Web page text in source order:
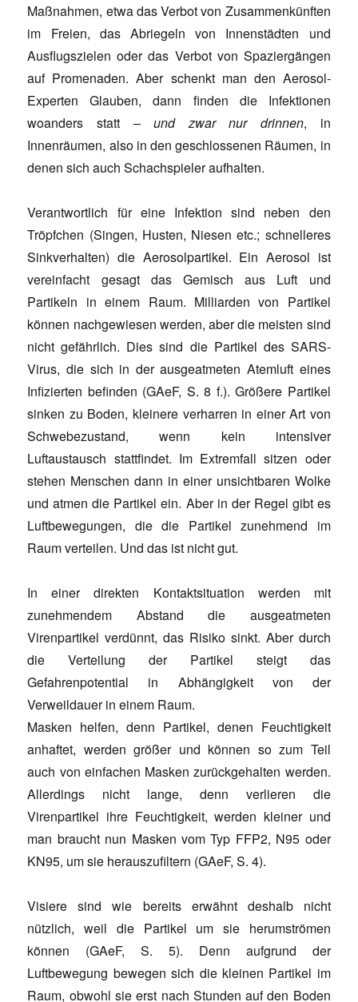
Maßnahmen, etwa das Verbot von Zusammenkünften
im Freien, das Abriegeln von Innenstädten und
Ausflugszielen oder das Verbot von Spaziergängen
auf Promenaden. Aber schenkt man den Aerosol-
Experten Glauben, dann finden die Infektionen
woanders statt –und zwar nur drinnen, in
Innenräumen, also in den geschlossenen Räumen, in
denen sich auch Schachspieler aufhalten.
Verantwortlich für eine Infektion sind neben den
Tröpfchen (Singen, Husten, Niesen etc.; schnelleres
Sinkverhalten) die Aerosolpartikel. Ein Aerosol ist
vereinfacht gesagt das Gemisch aus Luft und
Partikeln in einem Raum. Milliarden von Partikel
können nachgewiesen werden, aber die meisten sind
nicht gefährlich. Dies sind die Partikel des SARS-
Virus, die sich in der ausgeatmeten Atemluft eines
Infizierten befinden (GAeF, S. 8 f.). Größere Partikel
sinken zu Boden, kleinere verharren in einer Art von
Schwebezustand, wenn kein intensiver
Luftaustausch stattfindet. Im Extremfall sitzen oder
stehen Menschen dann in einer unsichtbaren Wolke
und atmen die Partikel ein. Aber in der Regel gibt es
Luftbewegungen, die die Partikel zunehmend im
Raum verteilen. Und das ist nicht gut.
In einer direkten Kontaktsituation werden mit
zunehmendem Abstand die ausgeatmeten
Virenpartikel verdünnt, das Risiko sinkt. Aber durch
die Verteilung der Partikel steigt das
Gefahrenpotential in Abhängigkeit von der
Verweildauer in einem Raum.
Masken helfen, denn Partikel, denen Feuchtigkeit
anhaftet, werden größer und können so zum Teil
auch von einfachen Masken zurückgehalten werden.
Allerdings nicht lange, denn verlieren die
Virenpartikel ihre Feuchtigkeit, werden kleiner und
man braucht nun Masken vom Typ FFP2, N95 oder
KN95, um sie herauszufiltern (GAeF, S. 4).
Visiere sind wie bereits erwähnt deshalb nicht
nützlich, weil die Partikel um sie herumströmen
können (GAeF, S. 5). Denn aufgrund der
Luftbewegung bewegen sich die kleinen Partikel im
Raum, obwohl sie erst nach Stunden auf den Boden